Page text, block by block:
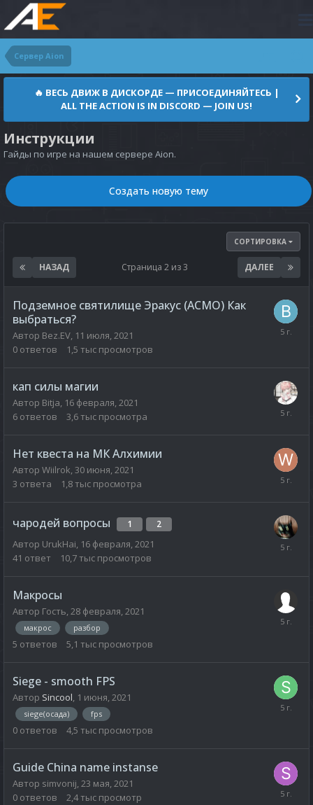
Сервер Aion
🔥 ВЕСЬ ДВИЖ В ДИСКОРДЕ — ПРИСОЕДИНЯЙТЕСЬ |
ALL THE ACTION IS IN DISCORD — JOIN US!
Инструкции
Гайды по игре на нашем сервере Aion.
Создать новую тему
СОРТИРОВКА
НАЗАД ДАЛЕЕ
Страница 2 из 3
Подземное святилище Эракус (АСМО) Как
выбраться?
Автор Bez.EV, 11 июля, 2021
0 ответов 1,5 тыс просмотров
кап силы магии
Автор Bitja, 16 февраля, 2021
6 ответов 3,6 тыс просмотра
Нет квеста на МК Алхимии
Автор Wiilrok,30 июня, 2021
3 ответа 1,8 тыс просмотра
чародей вопросы 1 2
Автор UrukHai, 16 февраля, 2021
41 ответ 10,7 тыс просмотров
Макросы
Автор Гость,28 февраля, 2021
макрос разбор
5 ответов 5,1 тыс просмотров
Siege - smooth FPS
Автор Sincool, 1 июня, 2021
siege(осада) fps
0 ответов 4,5 тыс просмотров
Guide China name instanse
Автор simvonij,23 мая, 2021
0 ответов 2,4 тыс просмотр